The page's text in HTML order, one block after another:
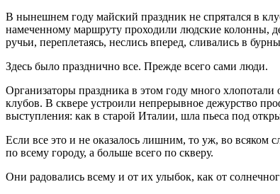
В нынешнем году майский праздник не спрятался в
намеченному маршруту проходили людские колонны,
ручьи, переплетаясь, неслись вперед, сливались в
Здесь было празднично все. Прежде всего сами люди.
Организаторы праздника в этом году много
клубов. В сквере устроили непрерывное дежурство
выступления: как в старой Италии, шла пьеса под
Если все это и не оказалось лишним, то уж, во всяком
по всему городу, а больше всего по скверу.
Они радовались всему и от их улыбок, как от